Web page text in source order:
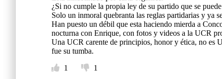
¿Si no cumple la propia ley de su partido que se
Solo un inmoral quebranta las reglas partidarias y ya
Han puesto un débil que esta haciendo mierda a
nocturna con Enrique, con fotos y videos a la UCR
Una UCR carente de principios, honor y ética, no es
fue su tumba.
1
1